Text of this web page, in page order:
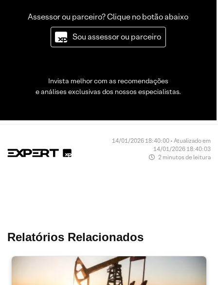
Assessor ou parceiro? Clique no botão abaixo
Sou assessor ou parceiro
Invista melhor com as recomendações
e análises exclusivas dos nossos especialistas.
14/01/2026 18:40:00 • Atualizado em
14/01/2026 18:40:03
2 minutos de leitura
Relatórios Relacionados